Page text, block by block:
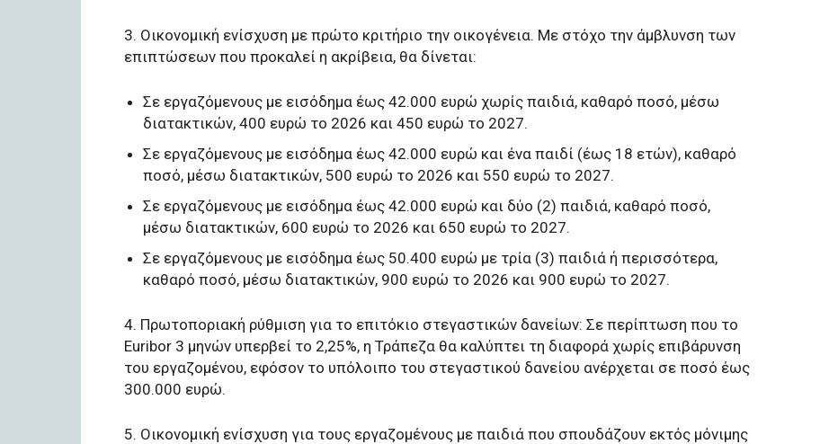
3. Οικονομική ενίσχυση με πρώτο κριτήριο την οικογένεια. Με στόχο την άμβλυνση των
επιπτώσεων που προκαλεί η ακρίβεια, θα δίνεται:
Σε εργαζόμενους με εισόδημα έως 42.000 ευρώ χωρίς παιδιά, καθαρό ποσό, μέσω
διατακτικών, 400 ευρώ το 2026 και 450 ευρώ το 2027.
Σε εργαζόμενους με εισόδημα έως 42.000 ευρώ και ένα παιδί (έως 18 ετών), καθαρό
ποσό, μέσω διατακτικών, 500 ευρώ το 2026 και 550 ευρώ το 2027.
Σε εργαζόμενους με εισόδημα έως 42.000 ευρώ και δύο (2) παιδιά, καθαρό ποσό,
μέσω διατακτικών, 600 ευρώ το 2026 και 650 ευρώ το 2027.
Σε εργαζόμενους με εισόδημα έως 50.400 ευρώ με τρία (3) παιδιά ή περισσότερα,
καθαρό ποσό, μέσω διατακτικών, 900 ευρώ το 2026 και 900 ευρώ το 2027.
4. Πρωτοποριακή ρύθμιση για το επιτόκιο στεγαστικών δανείων: Σε περίπτωση που το
Euribor 3 μηνών υπερβεί το 2,25%, η Τράπεζα θα καλύπτει τη διαφορά χωρίς επιβάρυνση
του εργαζομένου, εφόσον το υπόλοιπο του στεγαστικού δανείου ανέρχεται σε ποσό έως
300.000 ευρώ.
5. Οικονομική ενίσχυση για τους εργαζομένους με παιδιά που σπουδάζουν εκτός μόνιμης